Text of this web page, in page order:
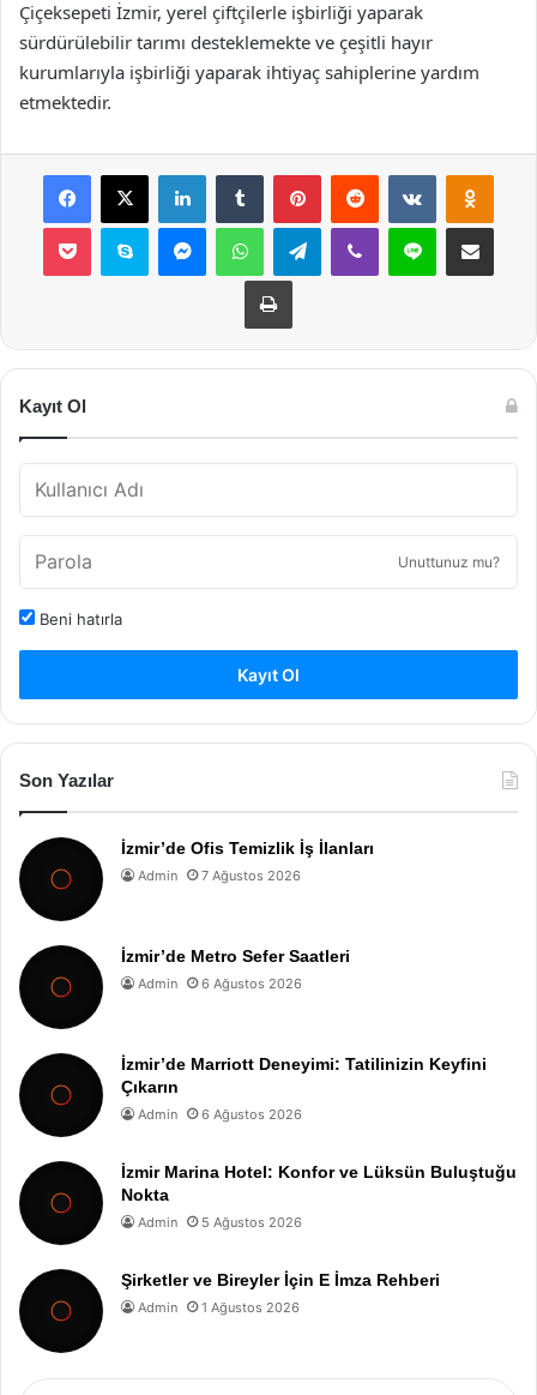
Çiçeksepeti İzmir, yerel çiftçilerle işbirliği yaparak
sürdürülebilir tarımı desteklemekte ve çeşitli hayır
kurumlarıyla işbirliği yaparak ihtiyaç sahiplerine yardım
etmektedir.
Facebook
X LinkedInTumblr PinterestReddit VKontakte
Pocket Skype MessengerWhatsAppTelegramViber Line E-Posta ile
Yazdır
Kayıt Ol
Unuttunuz mu?
Beni hatırla
Kayıt Ol
Son Yazılar
İzmir’de Ofis Temizlik İş İlanları
Admin 7 Ağustos 2026
İzmir’de Metro Sefer Saatleri
Admin 6 Ağustos 2026
İzmir’de Marriott Deneyimi: Tatilinizin Keyfini
Çıkarın
Admin 6 Ağustos 2026
İzmir Marina Hotel: Konfor ve Lüksün Buluştuğu
Nokta
Admin 5 Ağustos 2026
Şirketler ve Bireyler İçin E İmza Rehberi
Admin 1 Ağustos 2026